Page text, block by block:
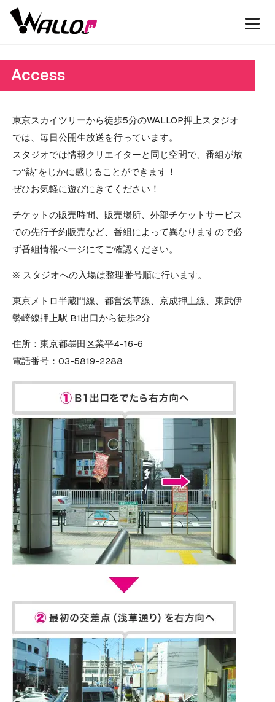
Access
東京スカイツリーから徒歩5分のWALLOP押上スタジオ
では、毎日公開生放送を行っています。
スタジオでは情報クリエイターと同じ空間で、番組が放
つ“熱”をじかに感じることができます！
ぜひお気軽に遊びにきてください！
チケットの販売時間、販売場所、外部チケットサービス
での先行予約販売など、番組によって異なりますので必
ず番組情報ページにてご確認ください。
※ スタジオへの入場は整理番号順に行います。
東京メトロ半蔵門線、都営浅草線、京成押上線、東武伊
勢崎線押上駅 B1出口から徒歩2分
住所： 東京都墨田区業平4-16-6
電話番号： 03-5819-2288